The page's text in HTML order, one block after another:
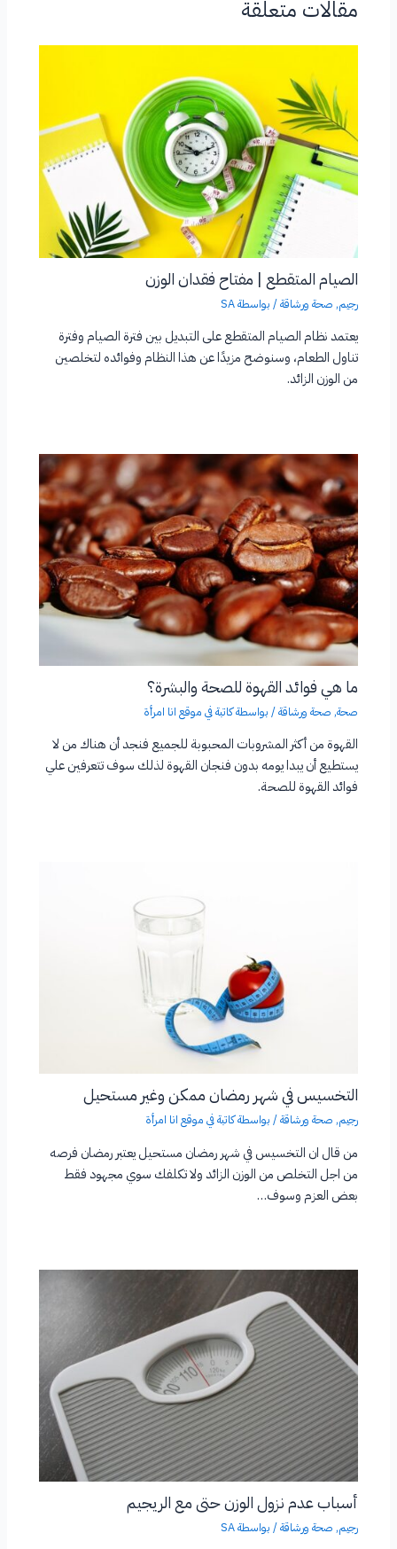
مقالات متعلقة
الصيام المتقطع | مفتاح فقدان الوزن
رجيم, صحة ورشاقة/ بواسطةSA
يعتمد نظام الصيام المتقطع على التبديل بين فترة الصيام وفترة
تناول الطعام، وسنوضح مزيدًا عن هذا النظام وفوائده لتخلصين
من الوزن الزائد.
ما هي فوائد القهوة للصحة والبشرة؟
صحة, صحة ورشاقة/ بواسطةكاتبة في موقع انا امرأة
القهوة من أكثر المشروبات المحبوبة للجميع فنجد أن هناك من لا
يستطيع أن يبدا يومه بدون فنجان القهوة لذلك سوف تتعرفين علي
فوائد القهوة للصحة.
التخسيس في شهر رمضان ممكن وغير مستحيل
رجيم, صحة ورشاقة/ بواسطةكاتبة في موقع انا امرأة
من قال ان التخسيس في شهر رمضان مستحيل يعتبر رمضان فرصه
من اجل التخلص من الوزن الزائد ولا تكلفك سوي مجهود فقط
بعض العزم وسوف…
أسباب عدم نزول الوزن حتى مع الريجيم
رجيم, صحة ورشاقة/ بواسطةSA